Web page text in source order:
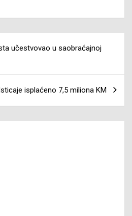
učestvovao u saobraćajnoj
isplaćeno 7,5 miliona KM